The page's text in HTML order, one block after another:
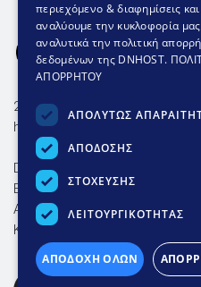
26 χρόνια αξιόπιστες &
hosting και ssl με ταχύτατη
DNHOST IKE
ΕΥΜΟΛΠΙΔΩΝ 23 ΑΘΗΝΑ
AP. Γ.Ε.ΜΗ. 004602701000
ΚΑΤΑΒΛΗΘΕΝ ΚΕΦΑΛΑΙΟ
περιεχόμενο & διαφημίσεις
αναλύουμε την κυκλοφορία
αναλυτικά την πολιτική
δεδομένων της DNHOST.
ΑΠΟΡΡΗΤΟΥ
ΑΠΟΛΥΤΩΣ
ΑΠΟΔΟΣΗΣ
ΣΤΟΧΕΥΣΗΣ
ΛΕΙΤΟΥΡΓΙΚΟΤΗΤΑΣ
ΑΠΟΔΟΧΗ ΟΛΩΝ